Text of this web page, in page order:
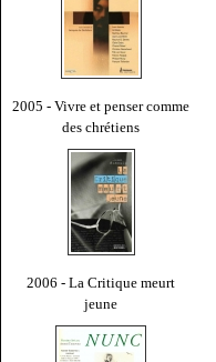
2005 - Vivre et penser comme
des chrétiens
2006 - La Critique meurt
jeune